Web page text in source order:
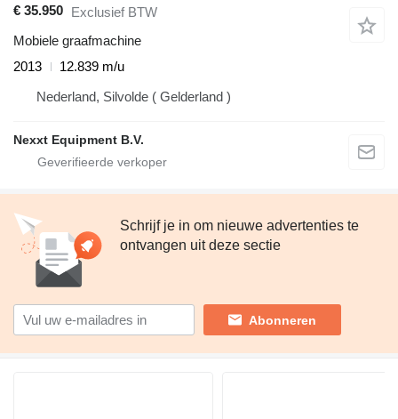
€ 35.950 Exclusief BTW
Mobiele graafmachine
2013
12.839 m/u
Nederland, Silvolde ( Gelderland )
Nexxt Equipment B.V.
Schrijf je in om nieuwe advertenties te
ontvangen uit deze sectie
Abonneren